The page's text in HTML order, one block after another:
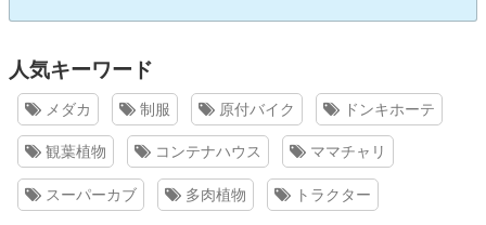
人気キーワード
メダカ 制服 原付バイク ドンキホーテ
観葉植物 コンテナハウス ママチャリ
スーパーカブ 多肉植物 トラクター